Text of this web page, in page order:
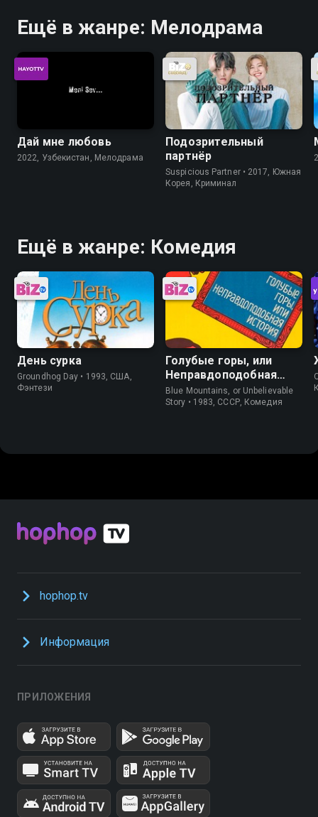
Ещё в жанре: Мелодрама
Дай мне любовь
2022, Узбекистан, Мелодрама
Подозрительный
партнёр
Suspicious Partner • 2017, Южная
Корея, Криминал
Ещё в жанре: Комедия
День сурка
Groundhog Day • 1993, США,
Фэнтези
Голубые горы, или
Неправдоподобная
история
Blue Mountains, or Unbelievable
Story • 1983, СССР, Комедия
hophop.tv
Информация
ПРИЛОЖЕНИЯ